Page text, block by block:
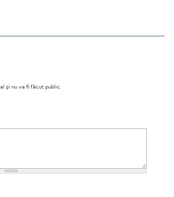
şi nu va fi făcut public.